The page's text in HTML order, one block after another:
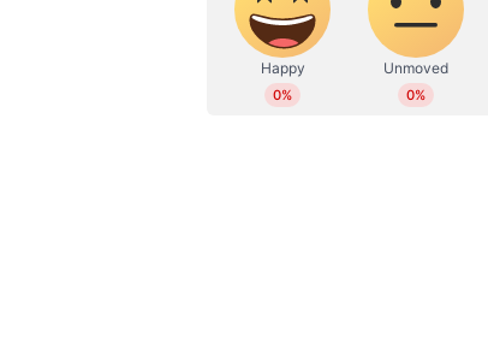
സമ്പന്നമായ നമ്മുടെ
ഐശ്വര്യപൂർണ്ണമായ
ആഘോഷങ്ങളിൽ
WD Web Desk